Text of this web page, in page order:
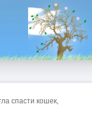
спасти кошек,